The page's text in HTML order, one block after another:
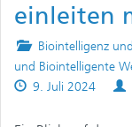
einleiten
Posted
in
Biointelligenz
und Biointelligente
Published
9. Juli 2024